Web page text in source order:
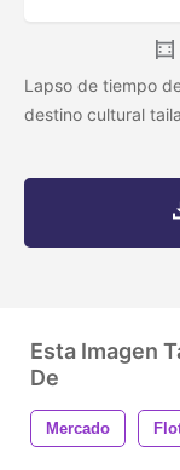
Lapso de tiempo
destino cultural
Esta Imagen
De
Mercado